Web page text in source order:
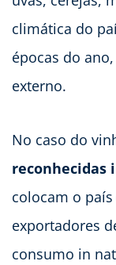
climática do
épocas do
externo.
No caso do
reconhecidas
colocam o
exportadores
consumo in